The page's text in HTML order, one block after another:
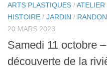
ARTS PLASTIQUES /
HISTOIRE / JARDIN /
20 MARS 2023
Samedi 11 octobre
découverte de la